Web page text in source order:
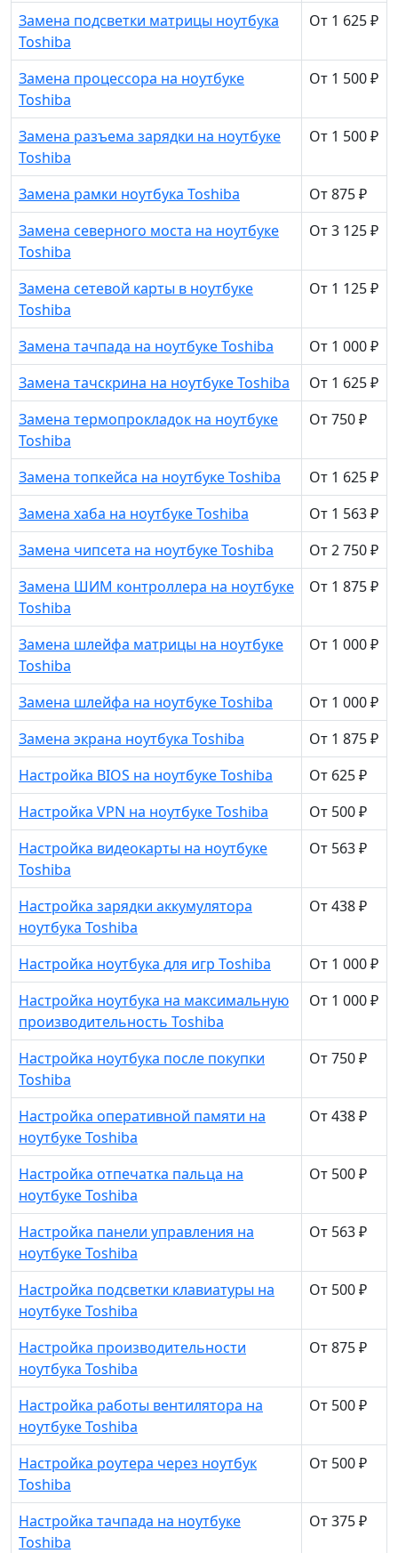
Замена подсветки матрицы ноутбука
Toshiba
От 1 625 ₽
Замена процессора на ноутбуке
Toshiba
От 1 500 ₽
Замена разъема зарядки на ноутбуке
Toshiba
От 1 500 ₽
Замена рамки ноутбука Toshiba
От 875 ₽
Замена северного моста на ноутбуке
Toshiba
От 3 125 ₽
Замена сетевой карты в ноутбуке
Toshiba
От 1 125 ₽
Замена тачпада на ноутбуке Toshiba
От 1 000 ₽
Замена тачскрина на ноутбуке Toshiba
От 1 625 ₽
Замена термопрокладок на ноутбуке
Toshiba
От 750 ₽
Замена топкейса на ноутбуке Toshiba
От 1 625 ₽
Замена хаба на ноутбуке Toshiba
От 1 563 ₽
Замена чипсета на ноутбуке Toshiba
От 2 750 ₽
Замена ШИМ контроллера на ноутбуке
Toshiba
От 1 875 ₽
Замена шлейфа матрицы на ноутбуке
Toshiba
От 1 000 ₽
Замена шлейфа на ноутбуке Toshiba
От 1 000 ₽
Замена экрана ноутбука Toshiba
От 1 875 ₽
Настройка BIOS на ноутбуке Toshiba
От 625 ₽
Настройка VPN на ноутбуке Toshiba
От 500 ₽
Настройка видеокарты на ноутбуке
Toshiba
От 563 ₽
Настройка зарядки аккумулятора
ноутбука Toshiba
От 438 ₽
Настройка ноутбука для игр Toshiba
От 1 000 ₽
Настройка ноутбука на максимальную
производительность Toshiba
От 1 000 ₽
Настройка ноутбука после покупки
Toshiba
От 750 ₽
Настройка оперативной памяти на
ноутбуке Toshiba
От 438 ₽
Настройка отпечатка пальца на
ноутбуке Toshiba
От 500 ₽
Настройка панели управления на
ноутбуке Toshiba
От 563 ₽
Настройка подсветки клавиатуры на
ноутбуке Toshiba
От 500 ₽
Настройка производительности
ноутбука Toshiba
От 875 ₽
Настройка работы вентилятора на
ноутбуке Toshiba
От 500 ₽
Настройка роутера через ноутбук
Toshiba
От 500 ₽
Настройка тачпада на ноутбуке
Toshiba
От 375 ₽